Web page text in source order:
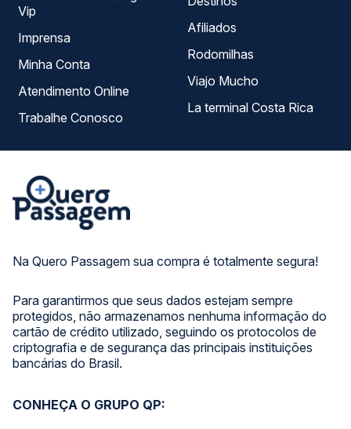
Na Quero Passagem sua compra é totalmente segura!
Para garantirmos que seus dados estejam sempre
protegidos, não armazenamos nenhuma informação do
cartão de crédito utilizado, seguindo os protocolos de
criptografia e de segurança das principais instituições
bancárias do Brasil.
Vip
Imprensa
Minha Conta
Atendimento Online
Trabalhe Conosco
Afiliados
Rodomilhas
Viajo Mucho
La terminal Costa Rica
CONHEÇA O GRUPO QP: